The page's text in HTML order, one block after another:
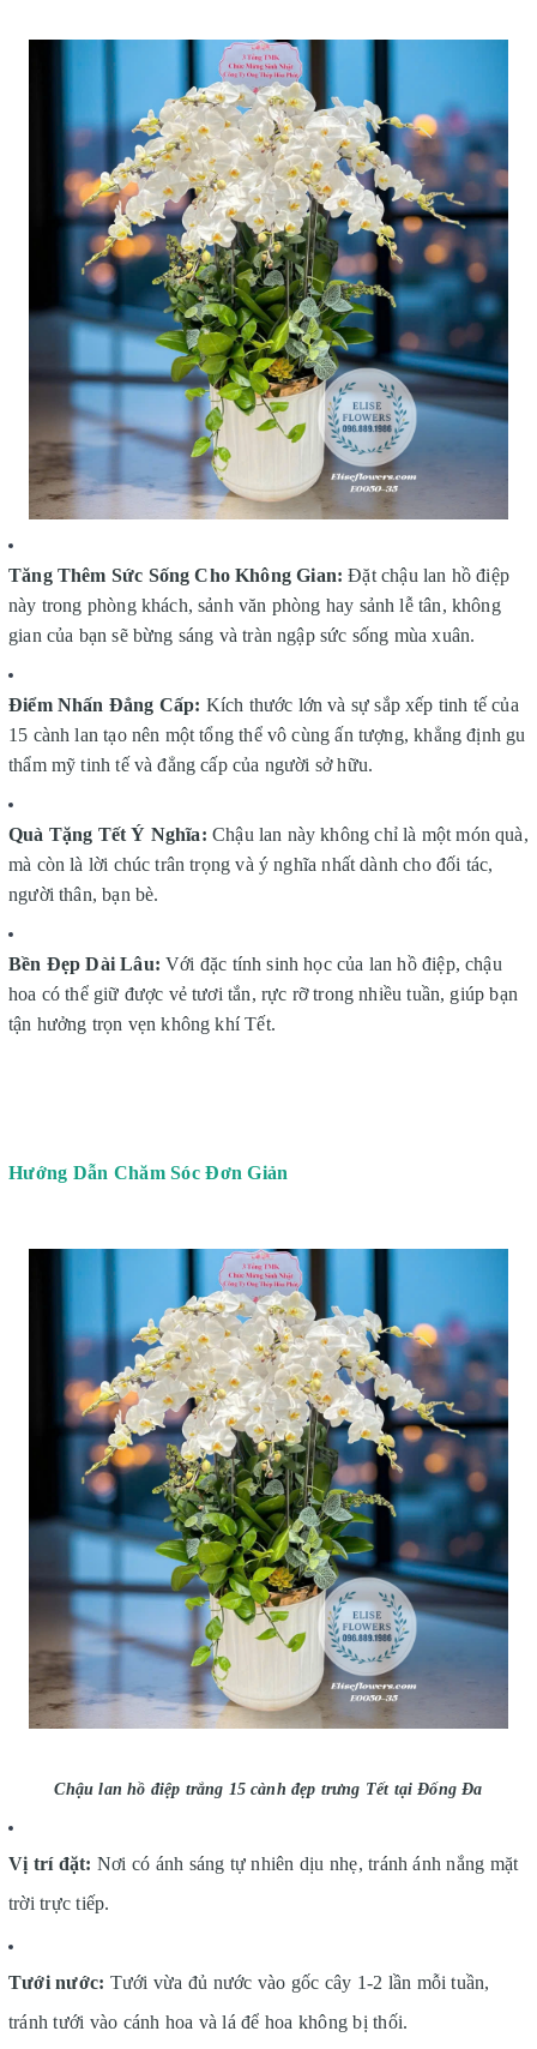
Tăng Thêm Sức Sống Cho Không Gian: Đặt chậu lan hồ điệp
này trong phòng khách, sảnh văn phòng hay sảnh lễ tân, không
gian của bạn sẽ bừng sáng và tràn ngập sức sống mùa xuân.
Điểm Nhấn Đẳng Cấp: Kích thước lớn và sự sắp xếp tinh tế của
15 cành lan tạo nên một tổng thể vô cùng ấn tượng, khẳng định gu
thẩm mỹ tinh tế và đẳng cấp của người sở hữu.
Quà Tặng Tết Ý Nghĩa: Chậu lan này không chỉ là một món quà,
mà còn là lời chúc trân trọng và ý nghĩa nhất dành cho đối tác,
người thân, bạn bè.
Bền Đẹp Dài Lâu: Với đặc tính sinh học của lan hồ điệp, chậu
hoa có thể giữ được vẻ tươi tắn, rực rỡ trong nhiều tuần, giúp bạn
tận hưởng trọn vẹn không khí Tết.
Hướng Dẫn Chăm Sóc Đơn Giản
Chậu lan hồ điệp trắng 15 cành đẹp trưng Tết tại Đống Đa
Vị trí đặt: Nơi có ánh sáng tự nhiên dịu nhẹ, tránh ánh nắng mặt
trời trực tiếp.
Tưới nước: Tưới vừa đủ nước vào gốc cây 1-2 lần mỗi tuần,
tránh tưới vào cánh hoa và lá để hoa không bị thối.